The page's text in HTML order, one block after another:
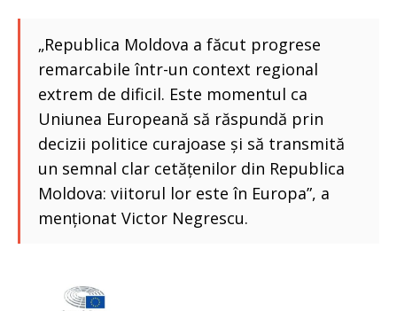
„Republica Moldova a făcut progrese
remarcabile într-un context regional
extrem de dificil. Este momentul ca
Uniunea Europeană să răspundă prin
decizii politice curajoase și să transmită
un semnal clar cetățenilor din Republica
Moldova: viitorul lor este în Europa”, a
menționat Victor Negrescu.